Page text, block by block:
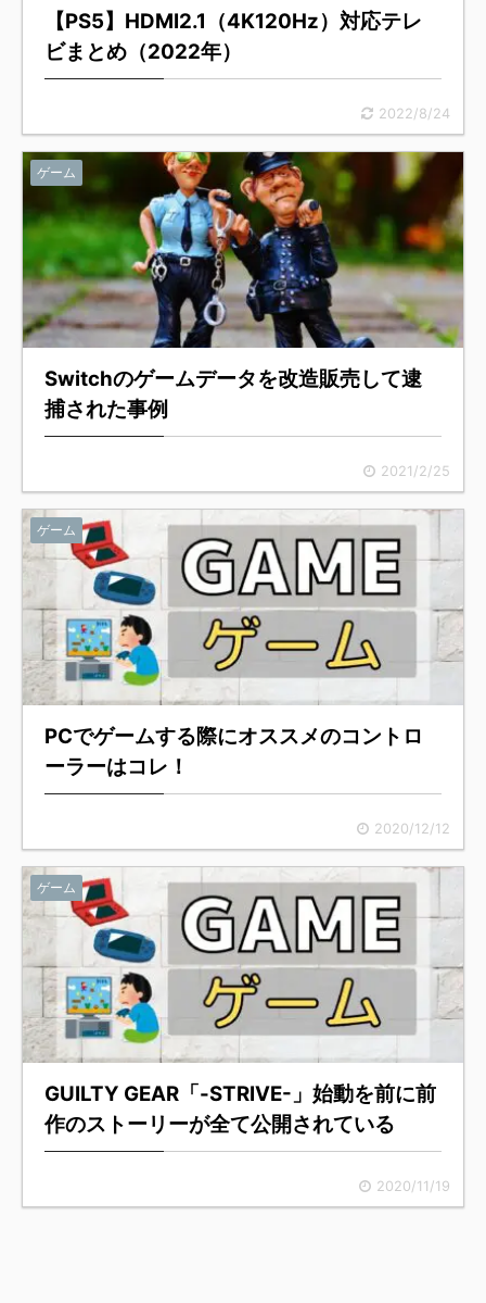
【PS5】HDMI2.1（4K120Hz）対応テレ
ビまとめ（2022年）
2022/8/24
ゲーム
Switchのゲームデータを改造販売して逮
捕された事例
2021/2/25
ゲーム
PCでゲームする際にオススメのコントロ
ーラーはコレ！
2020/12/12
ゲーム
GUILTY GEAR「-STRIVE-」始動を前に前
作のストーリーが全て公開されている
2020/11/19